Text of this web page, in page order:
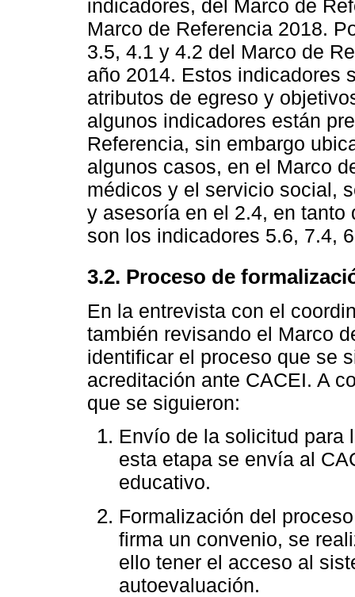
indicadores, del Marco de
Marco de Referencia 2018.
3.5, 4.1 y 4.2 del Marco de
año 2014. Estos indicadores
atributos de egreso y
algunos indicadores están
Referencia, sin embargo
algunos casos, en el Marco
médicos y el servicio social,
y asesoría en el 2.4, en tanto
son los indicadores 5.6, 7.4,
3.2. Proceso de
En la entrevista con el
también revisando el Marco
identificar el proceso que se
acreditación ante CACEI. A
que se siguieron:
Envío de la solicitud para
esta etapa se envía al
educativo.
Formalización del
firma un convenio, se
ello tener el acceso al
autoevaluación.